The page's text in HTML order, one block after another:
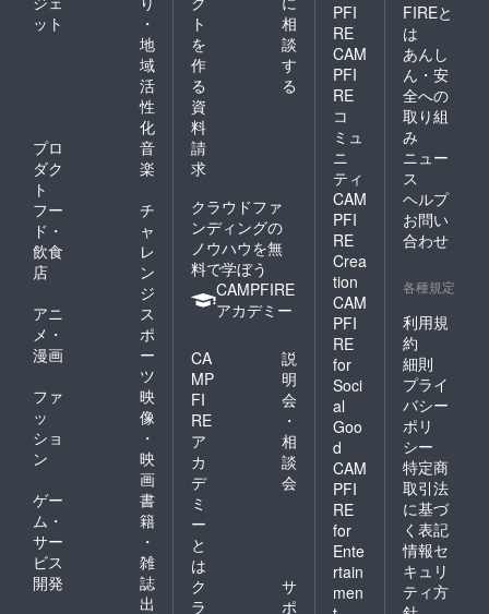
ット
・
地
域
活
性
化
プロ
ダク
ト
音
楽
フー
ド・
飲食
店
チ
ャ
レ
ン
ジ
アニ
メ・
漫画
ス
ポ
ー
ツ
ファ
ッ
ショ
ン
映
像
・
映
画
ゲー
ム・
サー
ビス
開発
書
籍
・
雑
誌
出
ト
を
作
る
相
談
す
る
資
料
請
求
クラウドファ
ンディングの
ノウハウを無
料で学ぼう
CAMPFIRE
アカデミー
CA
MP
FI
RE
ア
カ
デ
ミ
ー
と
は
説
明
会
・
相
談
会
ク
ラ
サ
ポ
PFI
RE
CAM
PFI
RE
コ
ミュ
ニ
ティ
CAM
PFI
RE
Crea
tion
CAM
PFI
RE
for
Soci
al
Goo
d
CAM
PFI
RE
for
Ente
rtain
men
FIREと
は
あんし
ん・安
全への
取り組
み
ニュー
ス
ヘルプ
お問い
合わせ
各種規定
利用規
約
細則
プライ
バシー
ポリ
シー
特定商
取引法
に基づ
く表記
情報セ
キュリ
ティ方